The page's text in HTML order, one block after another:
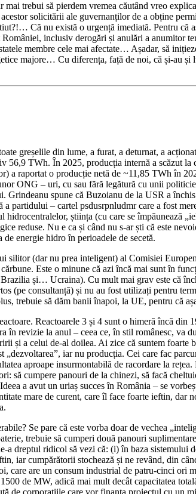
trebui să pierdem vremea căutând vreo
solicitării ale guvernanților de a obține
Că nu există o urgență imediată. Pentru
inclusiv derogări și anulări a anumitor
membre cele mai afectate… Așadar, să
majore… Cu diferența, față de noi, că și-
greșelile din lume, a furat, a deturnat, a
TWh. În 2025, producția internă a scăzut
raportat o producție netă de ~11,85 TWh în
ONG – uri, cu sau fără legătură cu unii
spune că Buzoianu de la USR a
partidului – cartel psdusrpnludmr care a fost
știința (cu care se împăunează
reduse. Nu e ca și când nu s-ar ști că este
energie hidro în perioadele de secetă.
silitor (dar nu prea inteligent) al Comisiei
Este o minune că azi încă mai sunt în
și… Ucraina). Cu mult mai grav este că
(pe consultanță) și nu au fost utilizați pentru
trebuie să dăm banii înapoi, la UE, pentru că
Reactoarele 3 și 4 sunt o himeră încă din
revizie la anul – ceea ce, în stil românesc, va
și a celui de-al doilea. Ai zice că suntem
iar nu producția. Cei care fac
aproape insurmontabilă de racordare la
să cumpere panouri de la chinezi, să facă
a avut un uriaș succes în România – se
mare de curent, care îl face foarte ieftin,
Se pare că este vorba doar de vechea
trebuie să cumperi două panouri
dreptul ridicol să vezi că: (i) în baza
iar cumpărătorii stochează și ne revând, din
are un consum industrial de patru-cinci ori
de MW, adică mai mult decât capacitatea